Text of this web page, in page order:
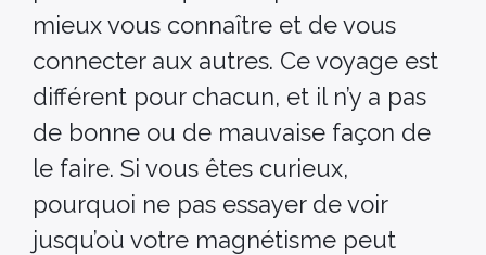
mieux vous connaître et de vous
connecter aux autres. Ce voyage est
différent pour chacun, et il n’y a pas
de bonne ou de mauvaise façon de
le faire. Si vous êtes curieux,
pourquoi ne pas essayer de voir
jusqu’où votre magnétisme peut